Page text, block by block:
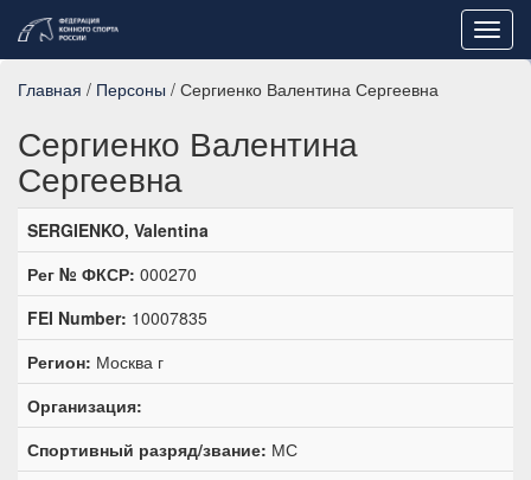
Главная / Персоны / Сергиенко Валентина Сергеевна
Сергиенко Валентина
Сергеевна
SERGIENKO, Valentina
Рег № ФКСР: 000270
FEI Number: 10007835
Регион: Москва г
Организация:
Спортивный разряд/звание: МС